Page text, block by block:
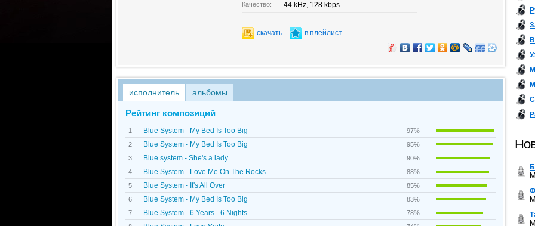
Качество: 44 kHz, 128 kbps
скачать в плейлист
исполнитель альбомы
Рейтинг композиций
1 Blue System - My Bed Is Too Big
97%
2
Blue System - My Bed Is Too Big
95%
3
Blue system - She's a lady
90%
4
Blue System - Love Me On The Rocks
88%
5
Blue System - It's All Over
85%
6
Blue System - My Bed Is Too Big
83%
7
Blue System - 6 Years - 6 Nights
78%